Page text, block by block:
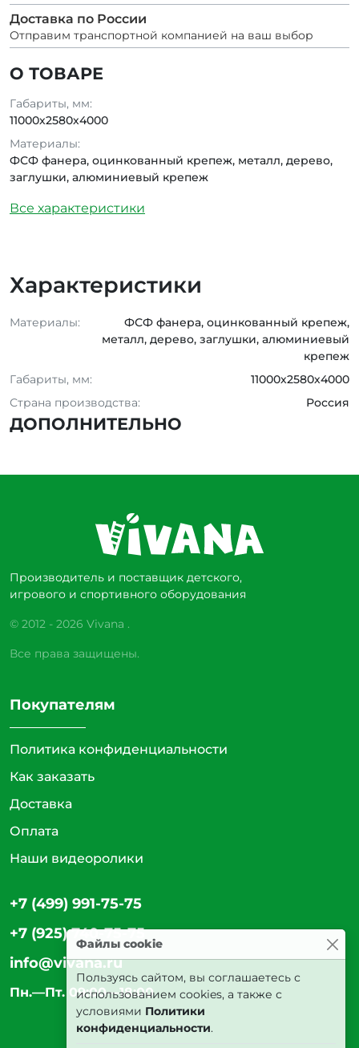
О ТОВАРЕ
Габариты, мм:
11000х2580х4000
Материалы:
ФСФ фанера, оцинкованный крепеж, металл, дерево,
заглушки, алюминиевый крепеж
Все характеристики
Доставка по России
Отправим транспортной компанией на ваш выбор
Характеристики
Материалы:
ФСФ фанера, оцинкованный крепеж,
металл, дерево, заглушки, алюминиевый
крепеж
Габариты, мм:
11000х2580х4000
Страна производства:
Россия
ДОПОЛНИТЕЛЬНО
Производитель и поставщик детского,
игрового и спортивного оборудования
© 2012 - 2026 Vivana .
Все права защищены.
Покупателям
Политика конфиденциальности
Как заказать
Доставка
Оплата
Наши видеоролики
+7 (499) 991-75-75
+7 (925) 740-75-75
info@vivana.ru
Пн.—Пт. 09:00—18:00
Файлы cookie
Пользуясь сайтом, вы соглашаетесь с
использованием cookies, а также с
условиями Политики
конфиденциальности.